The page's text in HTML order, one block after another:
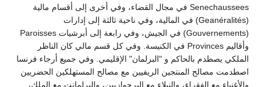
Senechaussees في مجال القضاء، وفي أخرى إلى أقسام مالية
(Geanéralités) في المالية، وفي ناحية ثالثة إلى إدارات
(Gouvernements) في الجيش، وفي رابعة إلى أبرشيات Paroisses
وأقاليم Provinces في الكنيسة. وفي كل قسم مالي كان الناظر
الملكي يصطدم بالحاكم و "البرلمان" الإقليمي. وفي جميع أرجاء فرنسا
اصطدمت مصالح المنتجين الريفيين مع مصالح المستهلكين الحضريين
والأغنياء مع الفقراء، والنبلاء مع البرجوازيين، والبرلمانت مع الملك،